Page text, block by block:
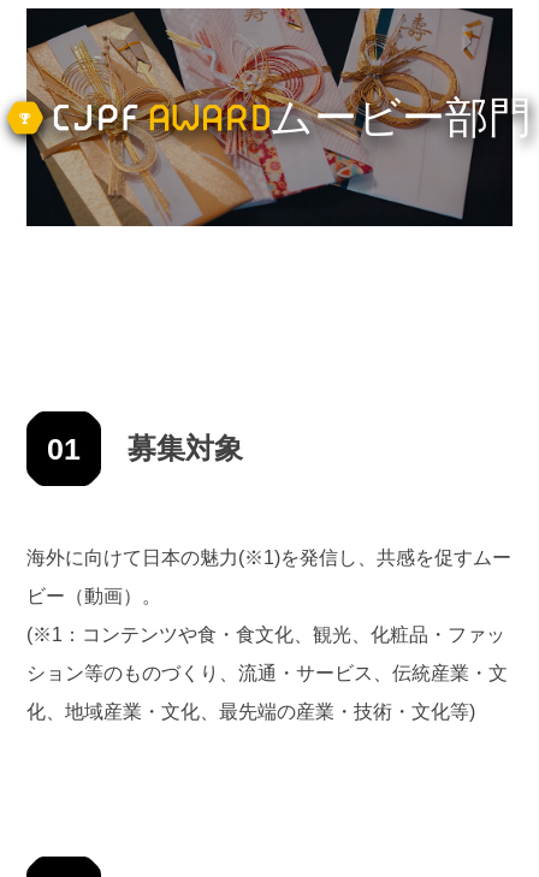
ムービー部門
01 募集対象
海外に向けて日本の魅力(※1)を発信し、共感を促すムー
ビー（動画）。
(※1：コンテンツや食・食文化、観光、化粧品・ファッ
ション等のものづくり、流通・サービス、伝統産業・文
化、地域産業・文化、最先端の産業・技術・文化等)